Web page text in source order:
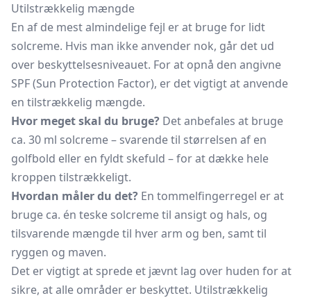
Utilstrækkelig mængde
En af de mest almindelige fejl er at bruge for lidt
solcreme. Hvis man ikke anvender nok, går det ud
over beskyttelsesniveauet. For at opnå den angivne
SPF (Sun Protection Factor), er det vigtigt at anvende
en tilstrækkelig mængde.
Hvor meget skal du bruge? Det anbefales at bruge
ca. 30 ml solcreme – svarende til størrelsen af en
golfbold eller en fyldt skefuld – for at dække hele
kroppen tilstrækkeligt.
Hvordan måler du det? En tommelfingerregel er at
bruge ca. én teske solcreme til ansigt og hals, og
tilsvarende mængde til hver arm og ben, samt til
ryggen og maven.
Det er vigtigt at sprede et jævnt lag over huden for at
sikre, at alle områder er beskyttet. Utilstrækkelig